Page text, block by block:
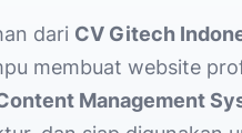
dari CV Gitech
membuat website
Management